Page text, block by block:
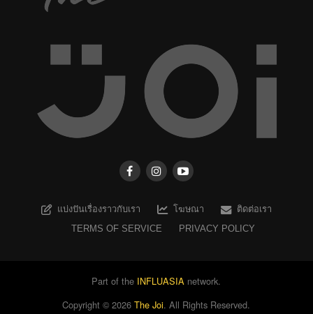
แบ่งปันเรื่องราวกับเรา โฆษณา
ติดต่อเรา
TERMS OF SERVICE
PRIVACY POLICY
Part of the INFLUASIA network.
Copyright ©2026 The Joi. All Rights Reserved.